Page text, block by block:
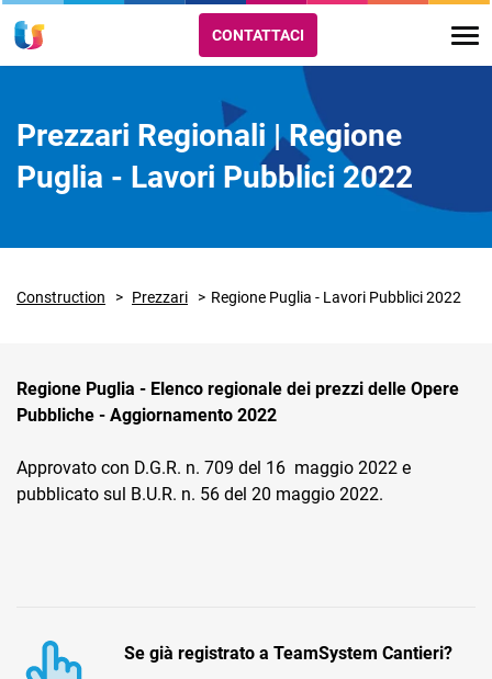
CRM
CONTATTACI
Prezzari Regionali | Regione
Puglia - Lavori Pubblici 2022
Construction Prezzari Regione Puglia - Lavori Pubblici 2022
Regione Puglia - Elenco regionale dei prezzi delle Opere
Pubbliche - Aggiornamento 2022
Approvato con D.G.R. n. 709 del 16 maggio 2022 e
pubblicato sul B.U.R. n. 56 del 20 maggio 2022.
Se già registrato a TeamSystem Cantieri?